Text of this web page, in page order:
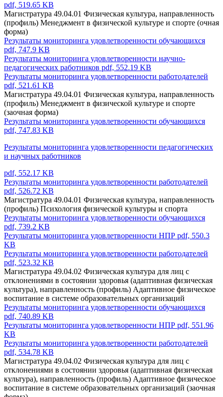
pdf, 519.65 KB
Магистратура 49.04.01 Физическая культура, направленность
(профиль) Менеджмент в физической культуре и спорте (очная
форма)
Результаты мониторинга удовлетворенности обучающихся
pdf, 747.9 KB
Результаты мониторинга удовлетворенности научно-
педагогических работников pdf, 552.19 KB
Результаты мониторинга удовлетворенности работодателей
pdf, 521.61 KB
Магистратура 49.04.01 Физическая культура, направленность
(профиль) Менеджмент в физической культуре и спорте
(заочная форма)
Результаты мониторинга удовлетворенности обучающихся
pdf, 747.83 KB
Результаты мониторинга удовлетворенности педагогических
и научных работников
pdf, 552.17 KB
Результаты мониторинга удовлетворенности работодателей
pdf, 526.72 KB
Магистратура 49.04.01 Физическая культура, направленность
(профиль) Психология физической культуры и спорта
Результаты мониторинга удовлетворенности обучающихся
pdf, 739.2 KB
Результаты мониторинга удовлетворенности НПР pdf, 550.3
KB
Результаты мониторинга удовлетворенности работодателей
pdf, 523.32 KB
Магистратура 49.04.02 Физическая культура для лиц с
отклонениями в состоянии здоровья (адаптивная физическая
культура), направленность (профиль) Адаптивное физическое
воспитание в системе образовательных организаций
Результаты мониторинга удовлетворенности обучающихся
pdf, 740.89 KB
Результаты мониторинга удовлетворенности НПР pdf, 551.96
KB
Результаты мониторинга удовлетворенности работодателей
pdf, 534.78 KB
Магистратура 49.04.02 Физическая культура для лиц с
отклонениями в состоянии здоровья (адаптивная физическая
культура), направленность (профиль) Адаптивное физическое
воспитание в системе образовательных организаций (заочная